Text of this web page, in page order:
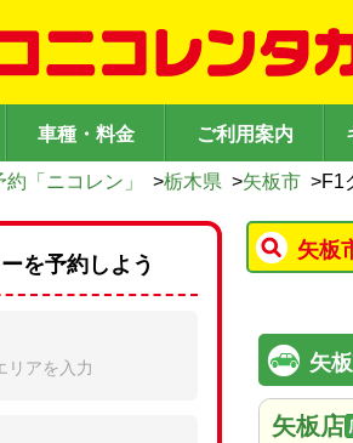
車種・料金 ご利用案内
「ニコレン」 >栃木県 >矢板市 >F1
矢板
矢
矢板店
を予約しよう
リアを入力